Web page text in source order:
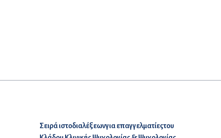
Προηγούμενο άρθρο:
Σειρά ιστοδιαλέξεωνγια επαγγελματίεςτου